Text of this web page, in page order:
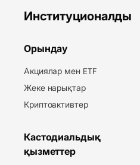
Институционалды
Орындау
Акциялар мен ETF
Жеке нарықтар
Криптоактивтер
Кастодиальдық
қызметтер